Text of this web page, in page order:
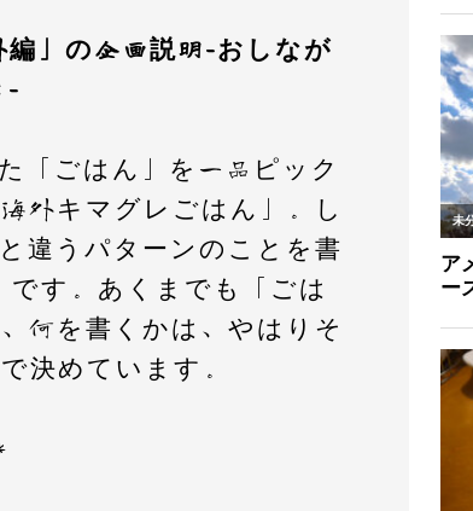
」の企画説明-おしなが
-
「ごはん」を一品ピック
外キマグレごはん」。し
違うパターンのことを書
です。あくまでも「ごは
何を書くかは、やはりそ
決めています。